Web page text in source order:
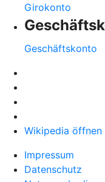
Girokonto
Geschäftskonto
Wikipedia öffnen
Impressum
Datenschutz